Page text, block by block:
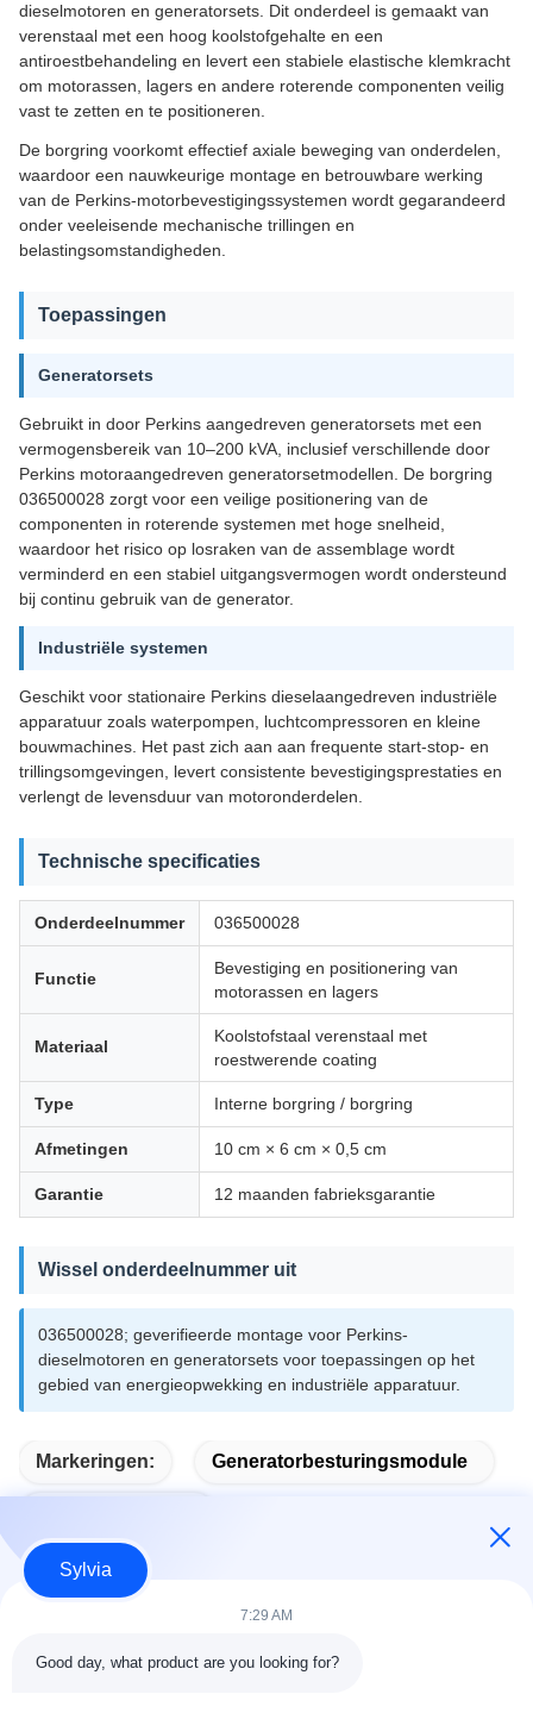
dieselmotoren en generatorsets. Dit onderdeel is gemaakt van
verenstaal met een hoog koolstofgehalte en een
antiroestbehandeling en levert een stabiele elastische klemkracht
om motorassen, lagers en andere roterende componenten veilig
vast te zetten en te positioneren.
De borgring voorkomt effectief axiale beweging van onderdelen,
waardoor een nauwkeurige montage en betrouwbare werking
van de Perkins-motorbevestigingssystemen wordt gegarandeerd
onder veeleisende mechanische trillingen en
belastingsomstandigheden.
Toepassingen
Generatorsets
Gebruikt in door Perkins aangedreven generatorsets met een
vermogensbereik van 10–200 kVA, inclusief verschillende door
Perkins motoraangedreven generatorsetmodellen. De borgring
036500028 zorgt voor een veilige positionering van de
componenten in roterende systemen met hoge snelheid,
waardoor het risico op losraken van de assemblage wordt
verminderd en een stabiel uitgangsvermogen wordt ondersteund
bij continu gebruik van de generator.
Industriële systemen
Geschikt voor stationaire Perkins dieselaangedreven industriële
apparatuur zoals waterpompen, luchtcompressoren en kleine
bouwmachines. Het past zich aan aan frequente start-stop- en
trillingsomgevingen, levert consistente bevestigingsprestaties en
verlengt de levensduur van motoronderdelen.
Technische specificaties
Onderdeelnummer 036500028
Functie
Bevestiging en positionering van
motorassen en lagers
Materiaal
Koolstofstaal verenstaal met
roestwerende coating
Type Interne borgring / borgring
Afmetingen 10 cm × 6 cm × 0,5 cm
Garantie 12 maanden fabrieksgarantie
Wissel onderdeelnummer uit
036500028; geverifieerde montage voor Perkins-
dieselmotoren en generatorsets voor toepassingen op het
gebied van energieopwekking en industriële apparatuur.
Markeringen: Generatorbesturingsmodule
Snel contact
Sylvia
7:29 AM
Good day, what product are you looking for?